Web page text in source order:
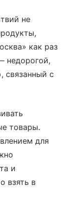
не
как раз
недорогой,
связанный с
товары.
для
и
взять в